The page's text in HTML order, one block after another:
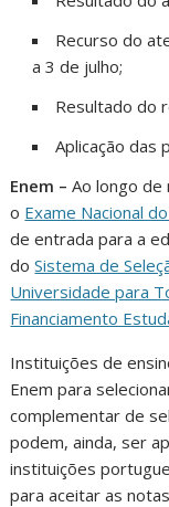
Recurso do
a 3 de julho;
Resultado do
Aplicação das
Enem –Ao longo de
o Exame Nacional
de entrada para a
doSistema de
Universidade para
Financiamento
Instituições de
Enem para
complementar de
podem, ainda, ser
instituições
para aceitar as